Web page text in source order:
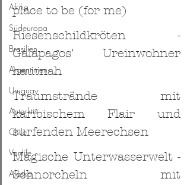
Afrika
Südeuropa
Brasilien
Argentinien
Uruguay
Antarktis
Chile
Vanlife
Alaska
place to be (for me)
Riesenschildkröten -
Galapagos' Ureinwohner
hautnah
Traumstrände mit
karibischem Flair und
surfenden Meerechsen
Magische Unterwasserwelt -
Schnorcheln mit